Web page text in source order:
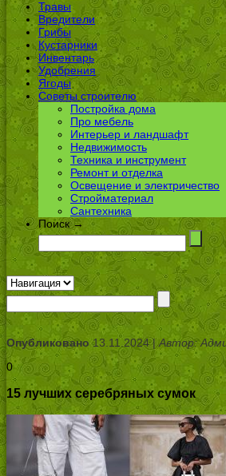
Травы
Вредители
Грибы
Кустарники
Инвентарь
Удобрения
Ягоды
Советы строителю
Постройка дома
Про мебель
Интерьер и ландшафт
Недвижимость
Техника и инструмент
Ремонт и отделка
Освещение и электричество
Стройматериал
Сантехника
Поиск →
Опубликовано13.11.2024 |Автор:
0
15 лучших серебряных сумок